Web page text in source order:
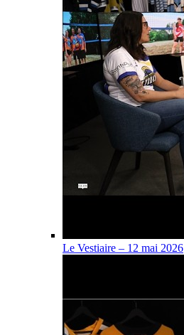
Le Vestiaire – 12 mai 2026